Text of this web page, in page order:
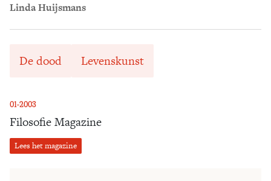
01-2003
Filosofie Magazine
Lees het magazine
Linda Huijsmans
De dood Levenskunst